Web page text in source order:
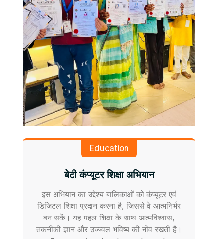
Education
बेटी कंप्यूटर शिक्षा अभियान
इस अभियान का उद्देश्य बालिकाओं को कंप्यूटर एवं
डिजिटल शिक्षा प्रदान करना है, जिससे वे आत्मनिर्भर
बन सकें। यह पहल शिक्षा के साथ आत्मविश्वास,
तकनीकी ज्ञान और उज्ज्वल भविष्य की नींव रखती है।